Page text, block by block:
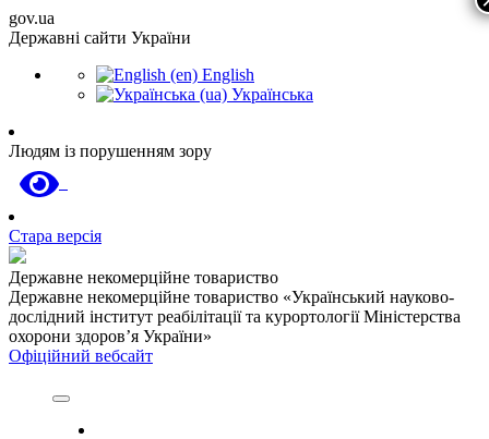
gov.ua
Державні сайти України
English
Українська
Людям із порушенням зору
Стара версія
Державне некомерційне товариство
Державне некомерційне товариство «Український науково-
дослідний інститут реабілітації та курортології Міністерства
охорони здоров’я України»
Офіційний вебсайт